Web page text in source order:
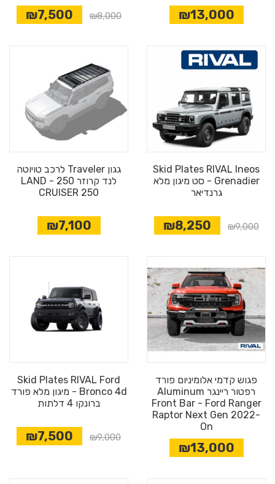
₪13,000
₪8,000
₪7,500
Skid Plates RIVAL Ineos
Grenadier - סט מיגון מלא
גרנדיאר
₪9,000
₪8,250
גגון Traveler לרכב טויוטה
לנד קרוזר 250 - LAND
CRUISER 250
₪7,100
פגוש קדמי אלומיניום פורד
רפטור ריינגר Aluminum
Front Bar - Ford Ranger
Raptor Next Gen 2022-
On
₪13,000
Skid Plates RIVAL Ford
Bronco 4d - מיגון מלא פורד
ברונקו 4 דלתות
₪9,000
₪7,500